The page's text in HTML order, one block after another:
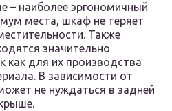
– наиболее эргономичный
места, шкаф не теряет
Также
значительно
как для их производства
В зависимости от
не нуждаться в задней